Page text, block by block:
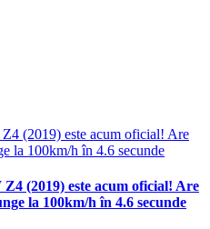
(2019) este acum oficial! Are
la 100km/h în 4.6 secunde